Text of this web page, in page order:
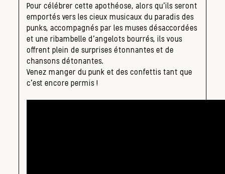
Pour célébrer cette apothéose, alors qu’ils seront
emportés vers les cieux musicaux du paradis des
punks, accompagnés par les muses désaccordées
et une ribambelle d’angelots bourrés, ils vous
offrent plein de surprises étonnantes et de
chansons détonantes.
Venez manger du punk et des confettis tant que
c’est encore permis !